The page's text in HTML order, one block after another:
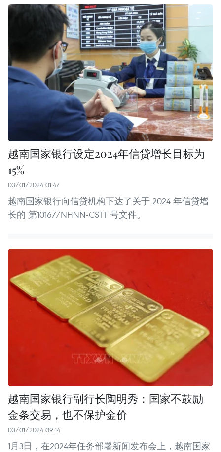
越南国家银行设定2024年信贷增长目标为
15%
03/01/2024 01:47
越南国家银行向信贷机构下达了关于 2024 年信贷增
长的 第10167/NHNN-CSTT 号文件。
越南国家银行副行长陶明秀：国家不鼓励
金条交易，也不保护金价
03/01/2024 09:14
1月3日，在2024年任务部署新闻发布会上，越南国家